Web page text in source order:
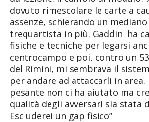
dovuto rimescolare le carte a
assenze, schierando un
trequartista in più. Gaddini ha
fisiche e tecniche per legarsi
centrocampo e poi, contro un
del Rimini, mi sembrava il
per andare ad attaccarli in area.
pesante non ci ha aiutato ma
qualità degli avversari sia stata
Escluderei un gap fisico”